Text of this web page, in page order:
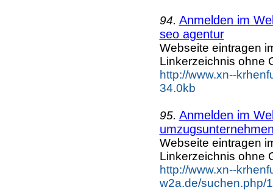
94. Anmelden im
seo agentur
Webseite eintragen
Linkerzeichnis ohne
http://www.xn--
34.0kb
95. Anmelden im
Webseite eintragen
Linkerzeichnis ohne
http://www.xn--
w2a.de/suchen.php/